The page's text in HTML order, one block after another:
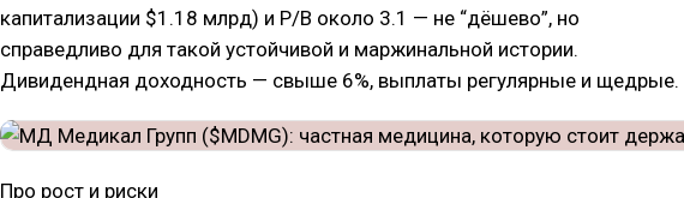
капитализации $1.18 млрд) и P/B около 3.1 — не “дёшево”, но
справедливо для такой устойчивой и маржинальной истории.
Дивидендная доходность — свыше 6%, выплаты регулярные и щедрые.
Про рост и риски